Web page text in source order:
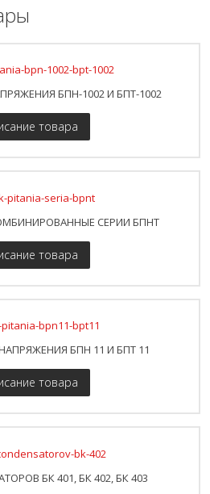
РОЗЕТОЧНЫЕ БЛОКИ В
ПРИБОРЫ
БПН-1002 И БПТ-1002
товара
СЕРИИ БПНТ
товара
БПН 11 И БПТ 11
товара
БК 401, БК 402, БК 403